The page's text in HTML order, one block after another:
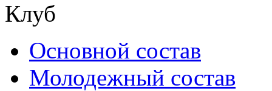
Клуб
Основной состав
Молодежный состав